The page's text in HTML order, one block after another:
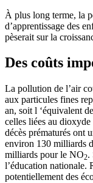
À plus long terme, la
d’apprentissage des
pèserait sur la
Des coûts
La pollution de l’air
aux particules fines
an, soit l ‘équivalent
celles liées au
décès prématurés ont
environ 130 milliards
milliards pour le NO2.
l’éducation nationale.
potentiellement des